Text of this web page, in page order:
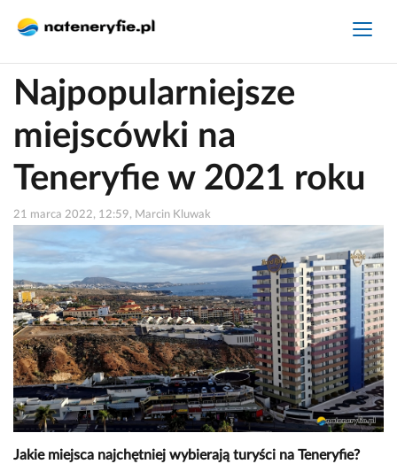
Najpopularniejsze
miejscówki na
Teneryfie w 2021 roku
21 marca 2022, 12:59, Marcin Kluwak
Jakie miejsca najchętniej wybierają turyści na Teneryfie?